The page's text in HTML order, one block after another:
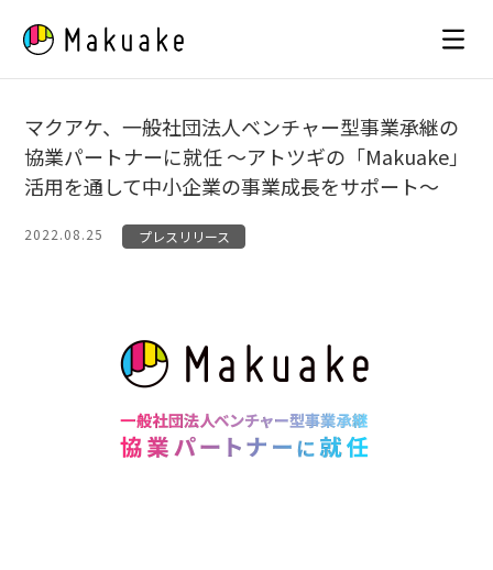
content
マクアケ、一般社団法人ベンチャー型事業承継の
協業パートナーに就任 〜アトツギの「Makuake」
活用を通して中小企業の事業成長をサポート〜
2022.08.25 プレスリリース